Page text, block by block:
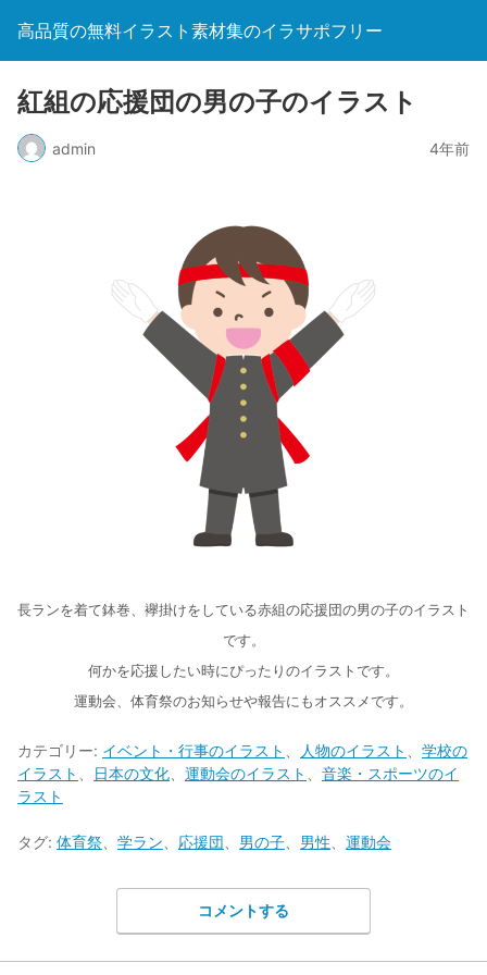
高品質の無料イラスト素材集のイラサポフリー
紅組の応援団の男の子のイラスト
admin 4年前
長ランを着て鉢巻、襷掛けをしている赤組の応援団の男の子のイラスト
です。
何かを応援したい時にぴったりのイラストです。
運動会、体育祭のお知らせや報告にもオススメです。
カテゴリー: イベント・行事のイラスト 人物のイラスト
学校の
イラスト
日本の文化 運動会のイラスト
音楽・スポーツのイ
ラスト
タグ: 体育祭 学ラン 応援団 男の子 男性 運動会
コメントする